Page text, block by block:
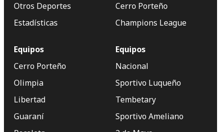
Otros Deportes
Estadísticas
Cerro Porteño
Champions League
Equipos
Cerro Porteño
Olimpia
Libertad
Guaraní
Equipos
Nacional
Sportivo Luqueño
Tembetary
Sportivo Ameliano